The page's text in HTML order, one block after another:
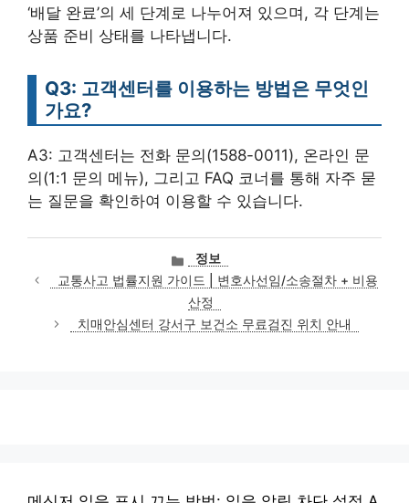
‘배달 완료’의 세 단계로 나누어져 있으며, 각 단계는
상품 준비 상태를 나타냅니다.
Q3: 고객센터를 이용하는 방법은 무엇인
가요?
A3: 고객센터는 전화 문의(1588-0011), 온라인 문
의(1:1 문의 메뉴), 그리고 FAQ 코너를 통해 자주 묻
는 질문을 확인하여 이용할 수 있습니다.
카
테
고
리
정보
교통사고 법률지원 가이드 | 변호사선임/소송절차 + 비용
산정
치매안심센터 강서구 보건소 무료검진 위치 안내